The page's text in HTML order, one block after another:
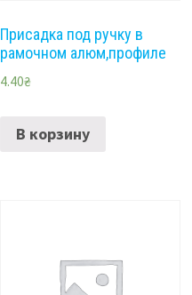
Присадка под ручку в
рамочном алюм,профиле
4.40₴
В корзину